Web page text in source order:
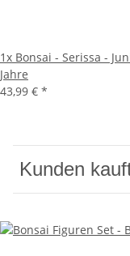
1x Bonsai - Serissa -
Jahre
43,99 € *
Kunden